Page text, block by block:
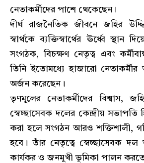
নেতাকর্মীদের পাশে থেকেছেন।
দীর্ঘ রাজনৈতিক জীবনে জহির
স্বার্থকে ব্যক্তিস্বার্থের ঊর্ধ্বে স্থান
সংগঠক, বিচক্ষণ নেতৃত্ব এবং
তিনি ইতোমধ্যে হাজারো
অর্জন করেছেন।
তৃণমূলের নেতাকর্মীদের বিশ্বাস,
স্বেচ্ছাসেবক দলের কেন্দ্রীয় সভাপতি
করা হলে সংগঠন আরও শক্তিশালী,
হবে। তাঁর নেতৃত্বে স্বেচ্ছাসেবক
কার্যকর ও জনমুখী ভূমিকা পালন